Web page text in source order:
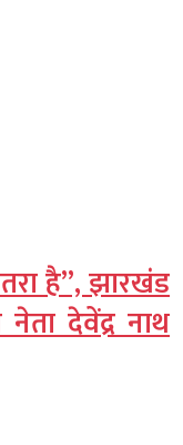
है”, झारखंड
देवेंद्र नाथ